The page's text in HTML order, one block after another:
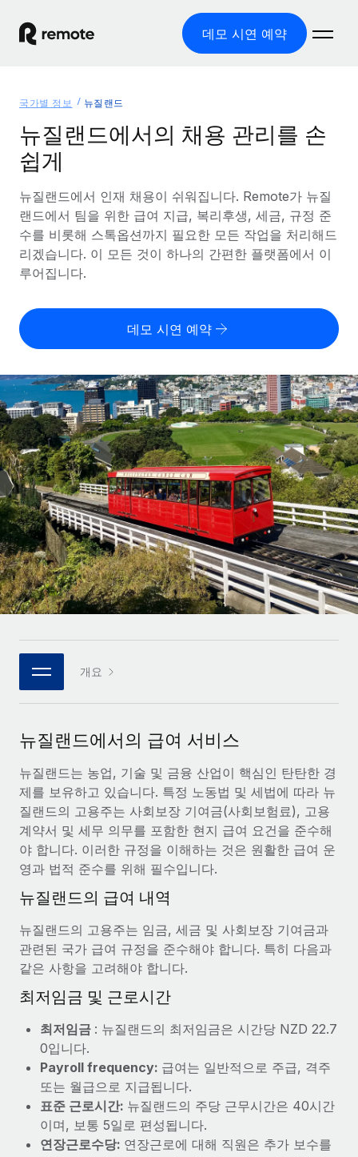
데모 시연 예약
글로벌 고용
글로벌 급여
규정을 준수하며 급여 지급을 손쉽게 처리
기록상 고용주(EOR)
법인 설립 비용 없이 전 세계로 사업을 확장
복잡한 고용 업무를 아웃소싱
인프라
Remote 통합
HR을 워크플로에 매끄럽게 통합
플랫폼
팀을 위한 통합된 핵심 HR 기능
연결 새로운
통합
핵심 비즈니스 도구로 프로세스를 간소화
전문가 상담
글로벌 인사 및 규정 준수 업무 처리에 전문가 지원 제공
신원 조사
채용 후보자 심사 프로세스 간소화
Compliance Watchtower
전 세계 IT 장비 제공 및 추적 관리
법인 설립
법인 설립을 빠르고 준법적으로 지원
글로벌 인재 이동 및 전근
직원 해외 이전을 간편하게 처리
복리후생
손쉬운 직원 복리후생 관리
솔루션
글로벌 서비스 제공
국가별 정보
국가별 글로벌 채용 지원 알아보기
미국 주별 정보
Remote와 다른 솔루션 비교
다른 업체들과 비교해보기
성장 단계
스타트업
성장하는 기업을 위한 민첩한 글로벌 HR 및 급여 솔루션
중견기업
맞춤형 HR 솔루션으로 팀 확장
엔터프라이즈
대기업을 위한 글로벌 HR
REMOTE 파트너 되기
플랫폼에 글로벌 HR을 유연하게 통합
Remote와의 파트너십 기회 탐색
Remote Build 곧 제공 예정
사례 연구
AI 분야의 선구자인 Weaviate가 Remote와 협력하여
조직 규모를 120% 성장시킨 방법
구축합니다. 이 회사의 미션은 전 세계 개발자 및 운영자
(DevOps/MLOps)에게 AI 네이티브...
자세히 알아보기
트너십을 맺은 Reverse Tech
Reverse Tech 한눈에 보기 건강 및 웰니스 스타트업인 Reverse
Tech는 Remote와 파트너십을 맺고 글로벌 계약직 인력 및 미국
급여 관리를 통해 국제 노동법...
자세히 알아보기
리소스
도구 및 계산기
오분류 리스크 평가 도구
국가별 총 인건비 계산
글로벌 계약직을 위한 통화 옵션과 지급 소요 시간 확인
REMOTE와 함께 배우기
리서치 및 가이드
사례 연구
HR 용어집
체크리스트 및 템플릿
직무 설명 라이브러리
이벤트
급여 및 인재 인사이트
지원받기
모든 리소스 보기
글로벌 급여
EOR 및 PEO
계약자 관리
세금
블로그 둘러보기
블로그
Remote 제품 관련 소식: Gusto 및 Xero와의 통합과
Remote Contractor Management Plus
요금
한국어
English
Nederlands
Français
Deutsch
Español
Italiano
Português (Portugal)
한국어
로그인
국가별 정보 뉴질랜드
뉴질랜드에서의 채용 관리를 손
쉽게
뉴질랜드에서 인재 채용이 쉬워집니다. Remote가 뉴질
랜드에서 팀을 위한 급여 지급, 복리후생, 세금, 규정 준
수를 비롯해 스톡옵션까지 필요한 모든 작업을 처리해드
리겠습니다. 이 모든 것이 하나의 간편한 플랫폼에서 이
루어집니다.
데모 시연 예약
개요
뉴질랜드에서의 급여 서비스
뉴질랜드는 농업, 기술 및 금융 산업이 핵심인 탄탄한 경
제를 보유하고 있습니다. 특정 노동법 및 세법에 따라 뉴
질랜드의 고용주는 사회보장 기여금(사회보험료), 고용
계약서 및 세무 의무를 포함한 현지 급여 요건을 준수해
야 합니다. 이러한 규정을 이해하는 것은 원활한 급여 운
영과 법적 준수를 위해 필수입니다.
뉴질랜드의 급여 내역
뉴질랜드의 고용주는 임금, 세금 및 사회보장 기여금과
관련된 국가 급여 규정을 준수해야 합니다. 특히 다음과
같은 사항을 고려해야 합니다.
최저임금 및 근로시간
최저임금 : 뉴질랜드의 최저임금은 시간당 NZD 22.7
0입니다.
Payroll frequency: 급여는 일반적으로 주급, 격주
또는 월급으로 지급됩니다.
표준 근로시간: 뉴질랜드의 주당 근무시간은 40시간
이며, 보통 5일로 편성됩니다.
연장근로수당: 연장근로에 대해 직원은 추가 보수를